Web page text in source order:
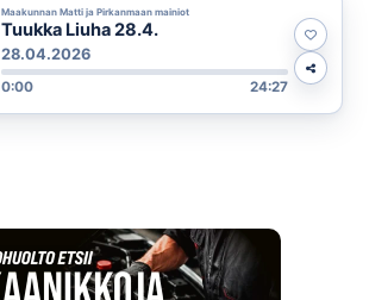
Maakunnan Matti ja Pirkanmaan mainiot
Tuukka Liuha 28.4.
28.04.2026
0:00 24:27